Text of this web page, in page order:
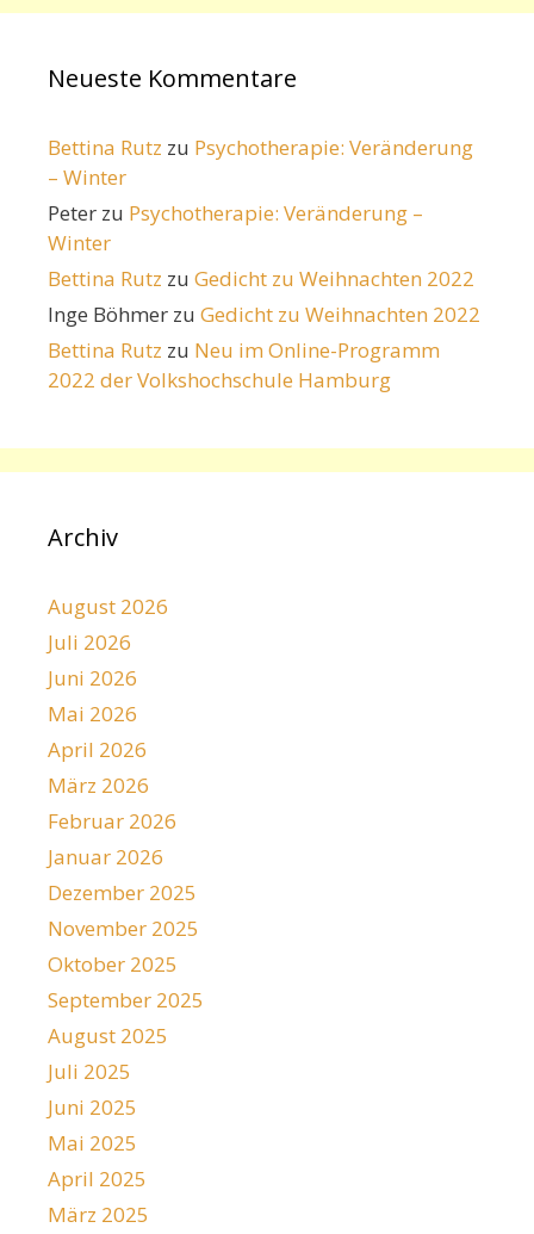
Neueste Kommentare
Bettina Rutz zu Psychotherapie: Veränderung
– Winter
Peter zu Psychotherapie: Veränderung –
Winter
Bettina Rutz zu Gedicht zu Weihnachten 2022
Inge Böhmer zu Gedicht zu Weihnachten 2022
Bettina Rutz zu Neu im Online-Programm
2022 der Volkshochschule Hamburg
Archiv
August 2026
Juli 2026
Juni 2026
Mai 2026
April 2026
März 2026
Februar 2026
Januar 2026
Dezember 2025
November 2025
Oktober 2025
September 2025
August 2025
Juli 2025
Juni 2025
Mai 2025
April 2025
März 2025